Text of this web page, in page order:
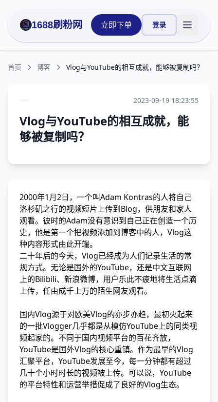
1688刷粉网 立即下单 登录 打开主
首页 博客 Vlog与YouTube的相互成就，能够被复制吗？
2023-09-19 18:23:55
Vlog与YouTube的相互成就，能
够被复制吗？
2000年1月2日，一个叫Adam Kontras的人将自己
洛杉矶之行的视频短片上传到Blog，供朋友和家人
观看。彼时的Adam没有意识到自己正在创造一个历
史，他是第一个把视频添加到博客中的人，Vlog这
种内容形式由此开端。
二十年后的今天，Vlog已经成为人们记录生活的常
规方式。无论是国外的YouTube，还是中文互联网
上的Bilibili、新浪微博，用户乐此不疲地将生活点滴
上传，任由成千上万的陌生网友观看。
国内Vlog源于对欧美Vlog的亦步亦趋，最初火起来
的一批Vlogger几乎都是从模仿YouTube上的同类视
频起家的。不同于国内视频平台的百花齐放，
YouTube是国外Vlog的核心重镇。作为最早的Vlog
汇聚平台，YouTube发展至今，每一分钟都有超过
几十个小时时长的视频被上传。可以说，YouTube
的平台特性和运营举措促成了良好的Vlog生态。